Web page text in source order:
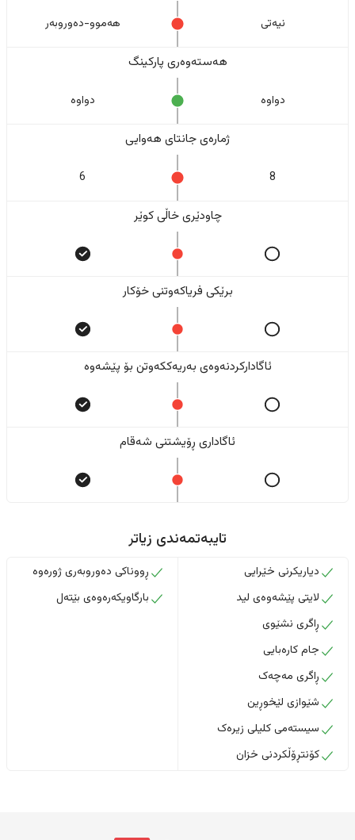
نیەتی هەموو-دەوروبەر
هەستەوەری پارکینگ
دواوە دواوە
ژمارەی جانتای هەوایی
8
6
چاودێری خاڵی کوێر
برێکی فریاکەوتنی خۆکار
ئاگادارکردنەوەی بەریەککەوتن بۆ پێشەوە
ئاگاداری ڕۆیشتنی شەقام
تایبەتمەندی زیاتر
دیاریکرنی خێرایی
لایتی پێشەوەی لید
ڕاگری نشێوی
جام کارەبایی
ڕاگری مەچەک
شێوازی لێخوڕین
سیستەمی کلیلی زیرەک
کۆنتڕۆڵکردنی خزان
ڕووناکی دەوروبەری ژورەوە
بارگاویکەرەوەی بێتەل